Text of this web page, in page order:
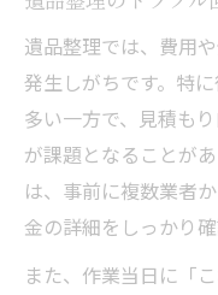
遺品整理では、費用
発生しがちです。特
多い一方で、見積も
が課題となることが
は、事前に複数業者
金の詳細をしっかり
また、作業当日に「